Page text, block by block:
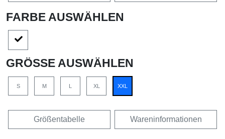
FARBE AUSWÄHLEN
GRÖSSE AUSWÄHLEN
S M L XL XXL
Größentabelle Wareninformationen